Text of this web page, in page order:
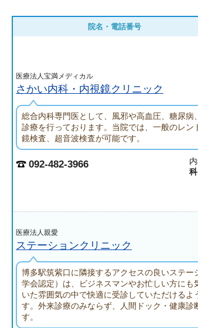
院名・電話番号
医療法人宝満メディカル
さかい内科・内視鏡クリニック
総合内科専門医として、風邪や高血圧、糖尿
診療を行っております。当院では、一般のレ
鏡検査、超音波検査が可能です。
092-482-3966
科
医療法人親愛
ステーションクリニック
博多駅筑紫口に隣接するアクセスの良いステー
学会認定）は、ビジネスマンやお忙しい方に
いた雰囲気の中で快適に受診していただけるよ
す。外来診療のみならず、人間ドック・健康診
す。